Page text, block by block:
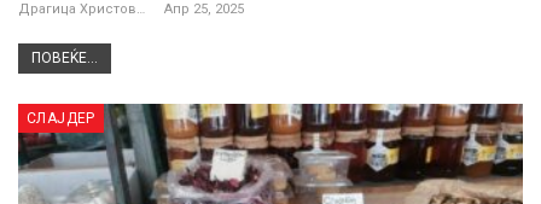
Драгица Христова Апр 25, 2025
ПОВЕЌЕ...
СЛАЈДЕР